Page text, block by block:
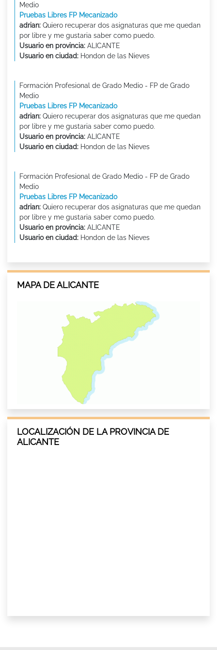
Medio
Pruebas Libres FP Mecanizado
adrian: Quiero recuperar dos asignaturas que me quedan
por libre y me gustaria saber como puedo.
Usuario en provincia: ALICANTE
Usuario en ciudad: Hondon de las Nieves
Formación Profesional de Grado Medio - FP de Grado
Medio
Pruebas Libres FP Mecanizado
adrian: Quiero recuperar dos asignaturas que me quedan
por libre y me gustaria saber como puedo.
Usuario en provincia: ALICANTE
Usuario en ciudad: Hondon de las Nieves
Formación Profesional de Grado Medio - FP de Grado
Medio
Pruebas Libres FP Mecanizado
adrian: Quiero recuperar dos asignaturas que me quedan
por libre y me gustaria saber como puedo.
Usuario en provincia: ALICANTE
Usuario en ciudad: Hondon de las Nieves
MAPA DE ALICANTE
LOCALIZACIÓN DE LA PROVINCIA DE
ALICANTE